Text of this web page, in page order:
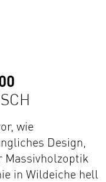
wie
Design,
Massivholzoptik
in Wildeiche hell